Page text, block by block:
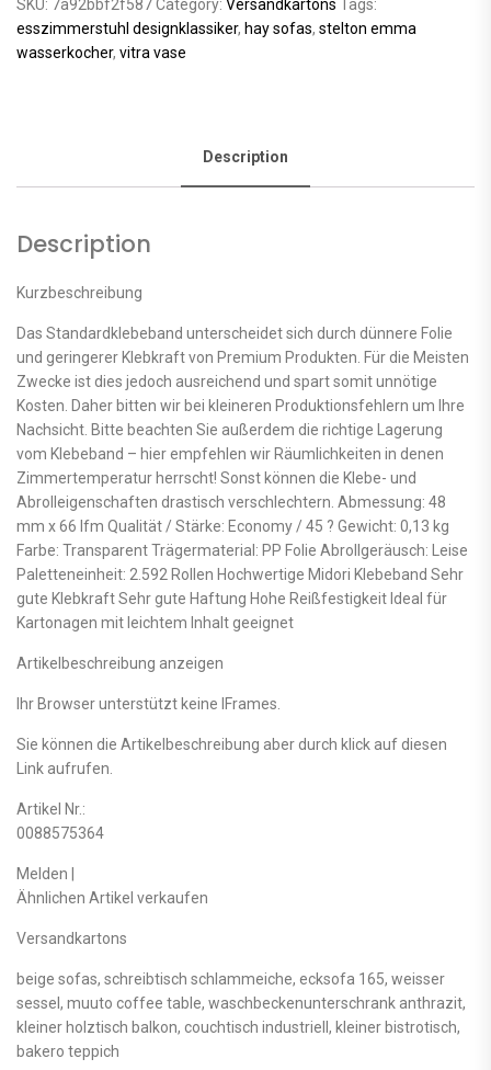
SKU: 7a92bbf2f587Category: Versandkartons Tags:
esszimmerstuhl designklassiker, hay sofas, stelton emma
wasserkocher, vitra vase
Description
Description
Kurzbeschreibung
Das Standardklebeband unterscheidet sich durch dünnere Folie
und geringerer Klebkraft von Premium Produkten. Für die Meisten
Zwecke ist dies jedoch ausreichend und spart somit unnötige
Kosten. Daher bitten wir bei kleineren Produktionsfehlern um Ihre
Nachsicht. Bitte beachten Sie außerdem die richtige Lagerung
vom Klebeband – hier empfehlen wir Räumlichkeiten in denen
Zimmertemperatur herrscht! Sonst können die Klebe- und
Abrolleigenschaften drastisch verschlechtern. Abmessung: 48
mm x 66 lfm Qualität / Stärke: Economy / 45 ? Gewicht: 0,13 kg
Farbe: Transparent Trägermaterial: PP Folie Abrollgeräusch: Leise
Paletteneinheit: 2.592 Rollen Hochwertige Midori Klebeband Sehr
gute Klebkraft Sehr gute Haftung Hohe Reißfestigkeit Ideal für
Kartonagen mit leichtem Inhalt geeignet
Artikelbeschreibung anzeigen
Ihr Browser unterstützt keine IFrames.
Sie können die Artikelbeschreibung aber durch klick auf diesen
Link aufrufen.
Artikel Nr.:
0088575364
Melden |
Ähnlichen Artikel verkaufen
Versandkartons
beige sofas, schreibtisch schlammeiche, ecksofa 165, weisser
sessel, muuto coffee table, waschbeckenunterschrank anthrazit,
kleiner holztisch balkon, couchtisch industriell, kleiner bistrotisch,
bakero teppich